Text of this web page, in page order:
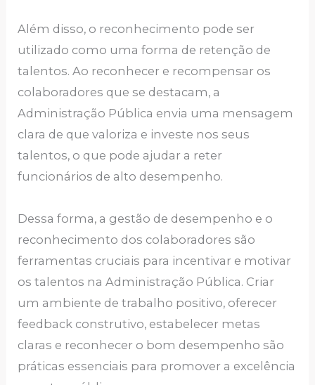
Além disso, o reconhecimento pode ser
utilizado como uma forma de retenção de
talentos. Ao reconhecer e recompensar os
colaboradores que se destacam, a
Administração Pública envia uma mensagem
clara de que valoriza e investe nos seus
talentos, o que pode ajudar a reter
funcionários de alto desempenho.
Dessa forma, a gestão de desempenho e o
reconhecimento dos colaboradores são
ferramentas cruciais para incentivar e motivar
os talentos na Administração Pública. Criar
um ambiente de trabalho positivo, oferecer
feedback construtivo, estabelecer metas
claras e reconhecer o bom desempenho são
práticas essenciais para promover a excelência